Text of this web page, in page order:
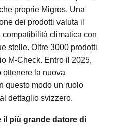
proprie Migros. Una
dei prodotti valuta il
climatica con
stelle. Oltre 3000 prodotti
M-Check. Entro il 2025,
ottenere la nuova
questo modo un ruolo
dettaglio svizzero.
il più grande datore di